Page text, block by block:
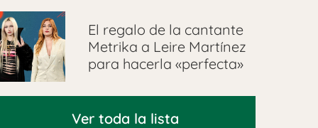
El regalo de la cantante
Metrika a Leire Martínez
para hacerla «perfecta»
Ver toda la lista